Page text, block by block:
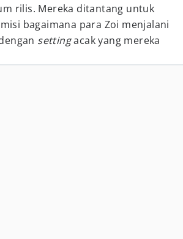
rilis. Mereka ditantang untuk
bagaimana para Zoi menjalani
settingacak yang mereka